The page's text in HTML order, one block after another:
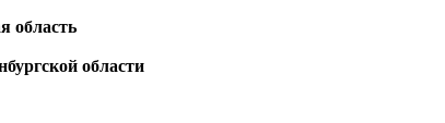
область
области